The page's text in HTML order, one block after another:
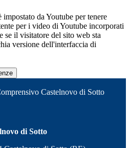
impostato da Youtube per tenere
per i video di Youtube incorporati
se il visitatore del sito web sta
versione dell'interfaccia di
Castelnovo di Sotto
di Sotto